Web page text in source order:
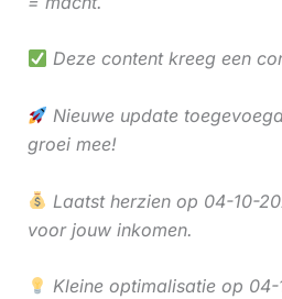
Deze content kreeg een
Nieuwe update
groei mee!
Laatst herzien op 04-10-
voor jouw inkomen.
Kleine optimalisatie op 04-